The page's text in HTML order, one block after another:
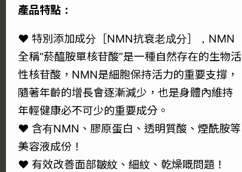
產品特點：
♥ 特別添加成分［NMN抗衰老成分］，NMN
全稱“菸醯胺單核苷酸”是一種自然存在的生物活
性核苷酸，NMN是細胞保持活力的重要支撐，
隨著年齡的增長會逐漸減少，也是身體內維持
年輕健康必不可少的重要成分。
♥ 含有NMN、膠原蛋白、透明質酸、煙酰胺等
美容液成份！
♥ 有效改善面部皺紋、細紋、乾燥嘅問題！